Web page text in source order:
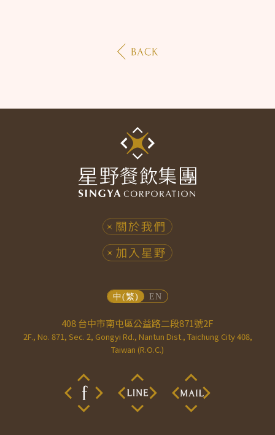
408 台中市南屯區公益路二段871號2F
2F., No. 871, Sec. 2, Gongyi Rd., Nantun Dist., Taichung City 408,
Taiwan (R.O.C.)